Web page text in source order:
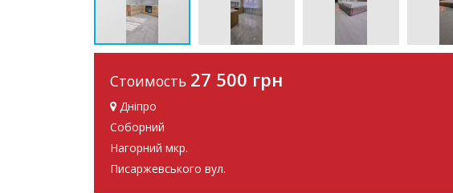
Стоимость 27 500 грн
Дніпро
Соборний
Нагорний мкр.
Писаржевського вул.